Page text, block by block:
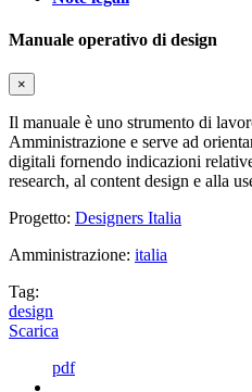
Manuale operativo di design
×
Il manuale è uno strumento di
Amministrazione e serve ad
digitali fornendo indicazioni
research, al content design e alla
Progetto: Designers Italia
Amministrazione: italia
Tag:
design
Scarica
pdf